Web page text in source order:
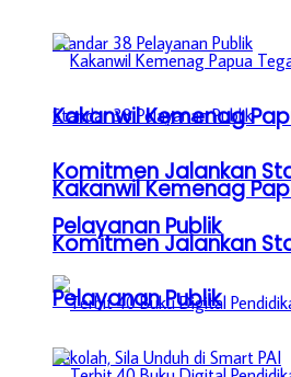
Kakanwil Kemenag
Komitmen Jalankan
Pelayanan Publik
Kakanwil Kemenag
Komitmen Jalankan
Pelayanan Publik